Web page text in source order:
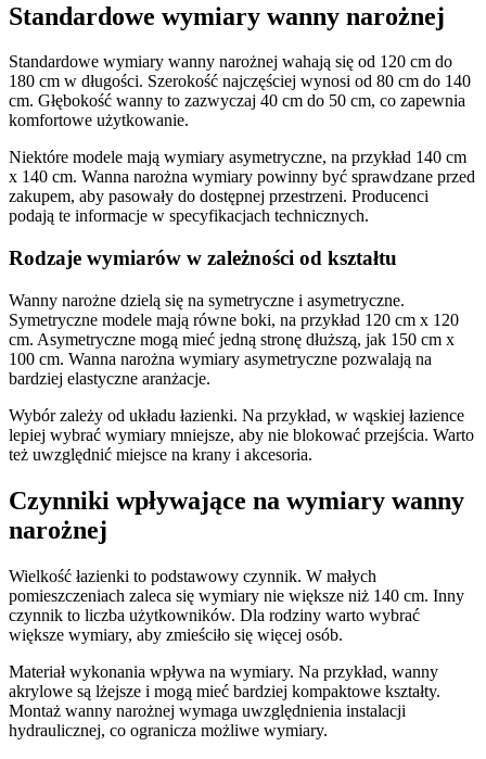
Standardowe wymiary wanny narożnej
Standardowe wymiary wanny narożnej wahają się od 120 cm do
180 cm w długości. Szerokość najczęściej wynosi od 80 cm do 140
cm. Głębokość wanny to zazwyczaj 40 cm do 50 cm, co zapewnia
komfortowe użytkowanie.
Niektóre modele mają wymiary asymetryczne, na przykład 140 cm
x 140 cm. Wanna narożna wymiary powinny być sprawdzane przed
zakupem, aby pasowały do dostępnej przestrzeni. Producenci
podają te informacje w specyfikacjach technicznych.
Rodzaje wymiarów w zależności od kształtu
Wanny narożne dzielą się na symetryczne i asymetryczne.
Symetryczne modele mają równe boki, na przykład 120 cm x 120
cm. Asymetryczne mogą mieć jedną stronę dłuższą, jak 150 cm x
100 cm. Wanna narożna wymiary asymetryczne pozwalają na
bardziej elastyczne aranżacje.
Wybór zależy od układu łazienki. Na przykład, w wąskiej łazience
lepiej wybrać wymiary mniejsze, aby nie blokować przejścia. Warto
też uwzględnić miejsce na krany i akcesoria.
Czynniki wpływające na wymiary wanny
narożnej
Wielkość łazienki to podstawowy czynnik. W małych
pomieszczeniach zaleca się wymiary nie większe niż 140 cm. Inny
czynnik to liczba użytkowników. Dla rodziny warto wybrać
większe wymiary, aby zmieściło się więcej osób.
Materiał wykonania wpływa na wymiary. Na przykład, wanny
akrylowe są lżejsze i mogą mieć bardziej kompaktowe kształty.
Montaż wanny narożnej wymaga uwzględnienia instalacji
hydraulicznej, co ogranicza możliwe wymiary.